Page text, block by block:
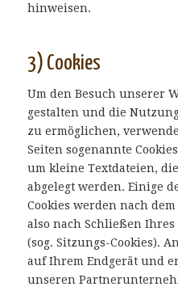
hinweisen.
3) Cookies
Um den Besuch unserer
gestalten und die
zu ermöglichen,
Seiten sogenannte
um kleine Textdateien,
abgelegt werden. Einige
Cookies werden nach
also nach Schließen
(sog. Sitzungs-Cookies).
auf Ihrem Endgerät und
unseren